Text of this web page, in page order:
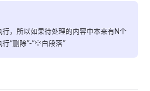
行，所以如果待处理的内容中本来有N个
“删除”-“空白段落”